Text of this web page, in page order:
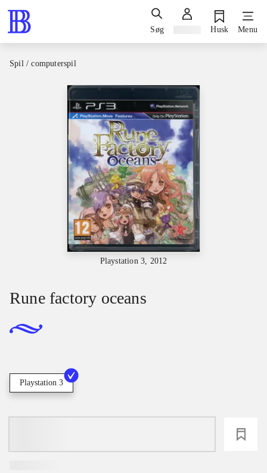
Søg Husk Menu
Spil / computerspil
Playstation 3, 2012
Rune factory oceans
Playstation 3